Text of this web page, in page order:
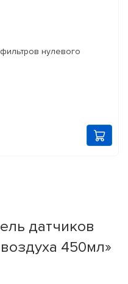
нулевого
датчиков
450мл»